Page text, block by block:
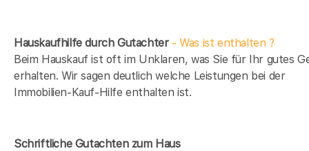
Hauskaufhilfe durch Gutachter- Was ist enthalten ?
Beim Hauskauf ist oft im Unklaren, was Sie für Ihr gutes
erhalten. Wir sagen deutlich welche Leistungen bei der
Immobilien-Kauf-Hilfe enthalten ist.
Schriftliche Gutachten zum Haus